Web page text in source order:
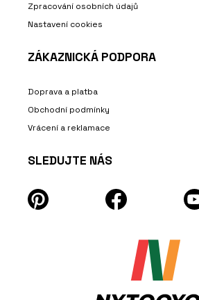
Zpracování osobních údajů
Nastavení cookies
ZÁKAZNICKÁ PODPORA
Doprava a platba
Obchodní podmínky
Vrácení a reklamace
SLEDUJTE NÁS